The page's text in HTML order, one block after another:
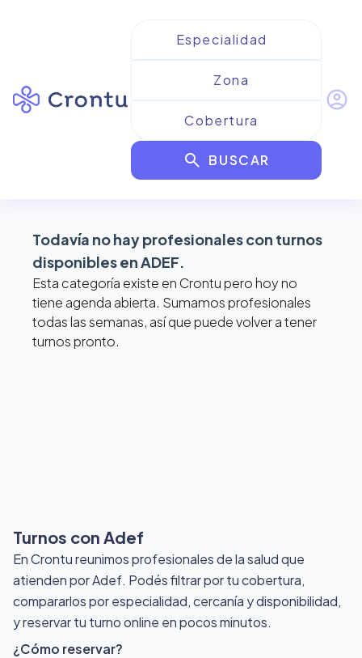
search BUSCAR
account_circle
Resultados paraADEF
map
Todavía no hay profesionales con turnos
disponibles enADEF.
Esta categoría existe en Crontu pero hoy no
tiene agenda abierta. Sumamos profesionales
todas las semanas, así que puede volver a tener
turnos pronto.
Turnos con Adef
En Crontu reunimos profesionales de la salud que
atienden por Adef. Podés filtrar por tu cobertura,
compararlos por especialidad, cercanía y disponibilidad,
y reservar tu turno online en pocos minutos.
¿Cómo reservar?